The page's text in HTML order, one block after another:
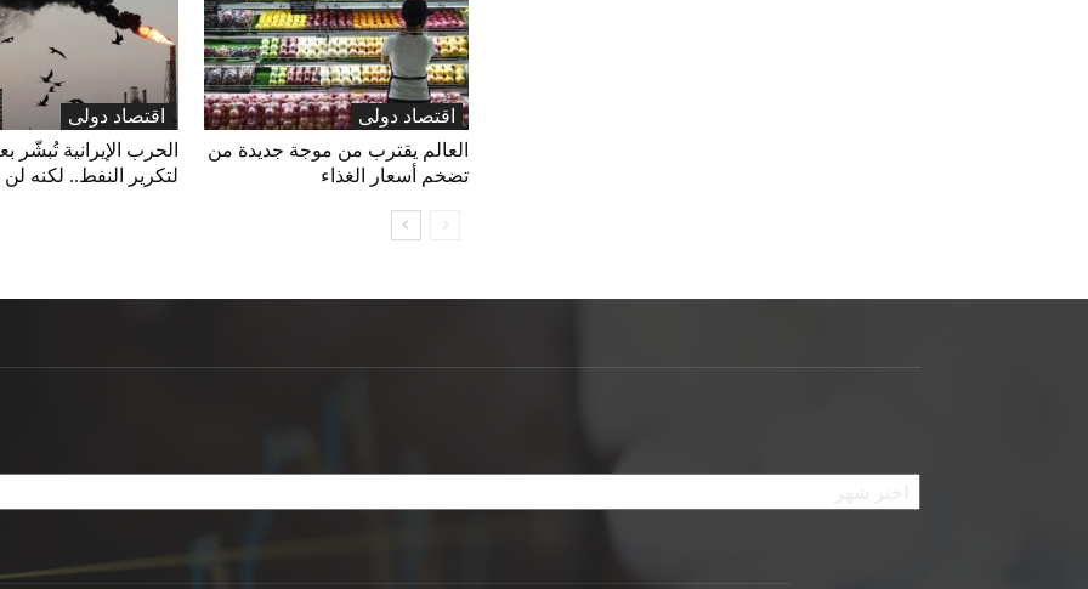
اقتصاد دولی
الحرب الإيرانية تُبشّر
لتكرير النفط.. لكنه
اقتصاد دولی
العالم يقترب من موجة جديدة من
تضخم أسعار الغذاء
الأرشيف